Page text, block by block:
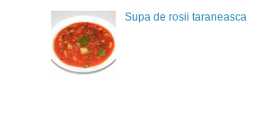
Supa de rosii taraneasca